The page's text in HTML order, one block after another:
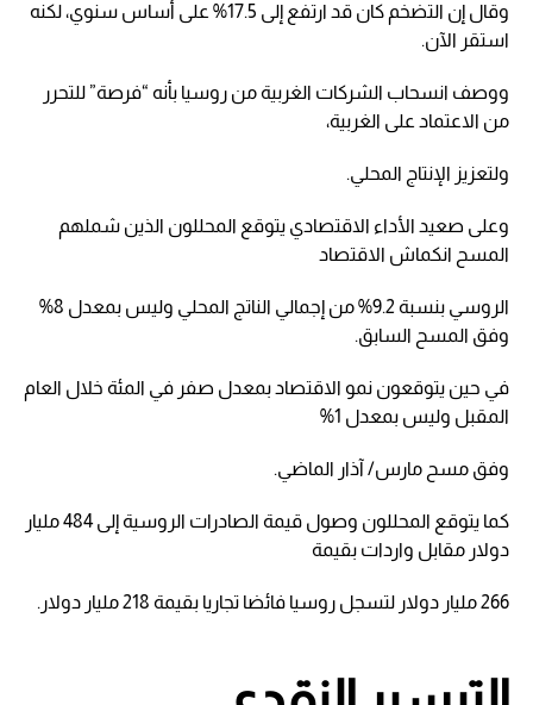
وقال إن التضخم كان قد ارتفع إلى 17.5% على أساس سنوي، لكنه
استقر الآن.
ووصف انسحاب الشركات الغربية من روسيا بأنه “فرصة” للتحرر
من الاعتماد على الغربية،
ولتعزيز الإنتاج المحلي.
وعلى صعيد الأداء الاقتصادي يتوقع المحللون الذين شملهم
المسح انكماش الاقتصاد
الروسي بنسبة 9.2% من إجمالي الناتج المحلي وليس بمعدل 8%
وفق المسح السابق.
في حين يتوقعون نمو الاقتصاد بمعدل صفر في المئة خلال العام
المقبل وليس بمعدل 1%
وفق مسح مارس/ آذار الماضي.
كما يتوقع المحللون وصول قيمة الصادرات الروسية إلى 484 مليار
دولار مقابل واردات بقيمة
266 مليار دولار لتسجل روسيا فائضا تجاريا بقيمة 218 مليار دولار.